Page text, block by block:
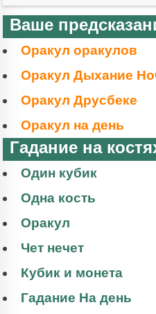
Ваше
Оракул оракулов
Оракул Дыхание
Оракул Друсбеке
Оракул на день
Гадание на
Один кубик
Одна кость
Оракул
Чет нечет
Кубик и монета
Гадание На день